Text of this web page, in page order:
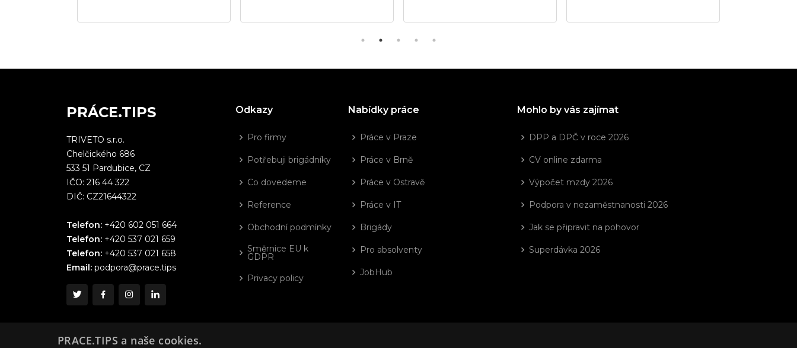
PRÁCE.TIPS
TRIVETO s.r.o.
Chelčického 686
533 51 Pardubice, CZ
IČO: 216 44 322
DIČ: CZ21644322
Telefon: +420 602 051 664
Telefon: +420 537 021 659
Telefon: +420 537 021 658
Email: podpora@prace.tips
Odkazy
Pro firmy
Potřebuji brigádníky
Co dovedeme
Reference
Obchodní podmínky
Směrnice EU k
GDPR
Privacy policy
Nabídky práce
Práce v Praze
Práce v Brně
Práce v Ostravě
Práce v IT
Brigády
Pro absolventy
JobHub
Mohlo by vás zajímat
DPP a DPČ v roce 2026
CV online zdarma
Výpočet mzdy 2026
Podpora v nezaměstnanosti 2026
Jak se připravit na pohovor
Superdávka 2026
PRACE.TIPS a naše cookies.